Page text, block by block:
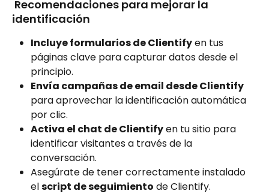
identificación
Incluye formularios de Clientify en tus
páginas clave para capturar datos desde el
principio.
Envía campañas de email desde Clientify
para aprovechar la identificación automática
por clic.
Activa el chat de Clientify en tu sitio para
identificar visitantes a través de la
conversación.
Asegúrate de tener correctamente instalado
el script de seguimiento de Clientify.